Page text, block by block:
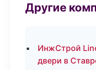
Другие
ИнжСтрой
двери в